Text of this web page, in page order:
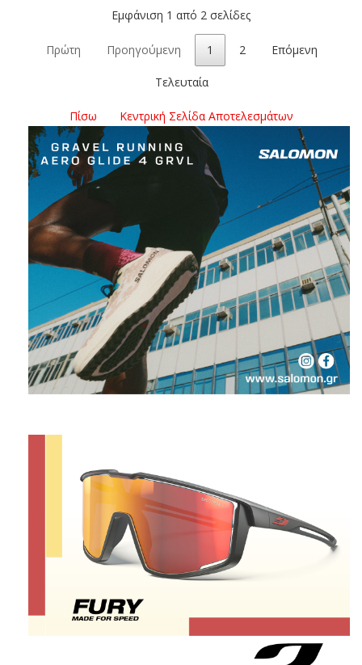
Εμφάνιση 1 από 2 σελίδες
Πρώτη Προηγούμενη 1 2 Επόμενη
Τελευταία
Πίσω Κεντρική Σελίδα Αποτελεσμάτων